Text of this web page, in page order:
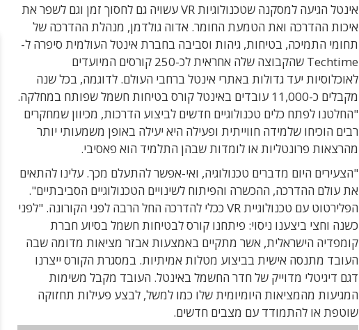
אינטל הגיעה למסקנה שטכנולוגיות VR עשויה גם לחסוך זמן וגם לשפר את
איכות ההדרכה ואת הטמעת החומר. אדוה גולדמן, מנהלת ההדרכה של
תחומי התמיכה, בטיחות, גיהות וסביבה בחברת אינטל העולמית סיפרה ל-
Techtime שהקבוצה שלה אחראית לכ-250 קורסים המיועדים
לאוכלוסיות יעד גדולות באתרי אינטל ברחבי העולם. לדוגמה, בכל שנה
מקבלים כ-11,000 עובדים באינטל קורס בטיחות חשמל שפותח במחלקה.
"החלטנו לפתח כלים טכנולוגיים חדשים לביצוע הדרכות, מכיוון שמחקרים
רבים הוכיחו שלמידה חווייתית ופעילה היא יעילה באופן משמעותי יותר
מהרצאות פרונטליות או לומדות שבהן התלמיד הוא פאסיבי.
"הצעירים היום מדברים טכנולוגיה, ואי-אפשר להתעלם מכך. עלינו להתאים
את עולם ההדרכה, ההכשרה והפיתוח לשינויים הטכנולוגיים הסביבתיים".
הפלירטוט עם טכנולוגיית VR ככלי להדרכה החל הרבה לפני הקורונה. "לפני
כשנה וחצי ביצענו ניסוי: פיתחנו קורס לבטיחות חשמל בסיוע חברת
קומפדיה הישראלית, אשר מתקיים באמצעות אבזר מציאות מדומה שבה
העובד מתנסה אישית בביצוע מטלות אמיתיות. במסגרת הקורס ייצרנו
דגם דיגיטלי מדוייק של חדר החשמל באינטל. העובד מקבל משימות
המגיעות מהמציאות היומיומית שלו כמו למשל, לבצע פעילות תחזוקה
שוטפת או להתמודד עם מצבים חדשים.